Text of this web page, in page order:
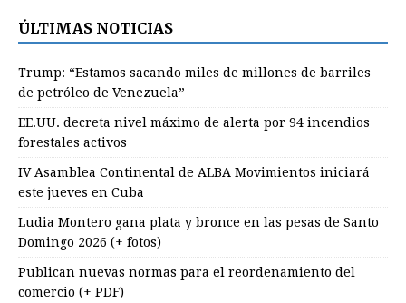
ÚLTIMAS NOTICIAS
Trump: “Estamos sacando miles de millones de barriles
de petróleo de Venezuela”
EE.UU. decreta nivel máximo de alerta por 94 incendios
forestales activos
IV Asamblea Continental de ALBA Movimientos iniciará
este jueves en Cuba
Ludia Montero gana plata y bronce en las pesas de Santo
Domingo 2026 (+ fotos)
Publican nuevas normas para el reordenamiento del
comercio (+ PDF)